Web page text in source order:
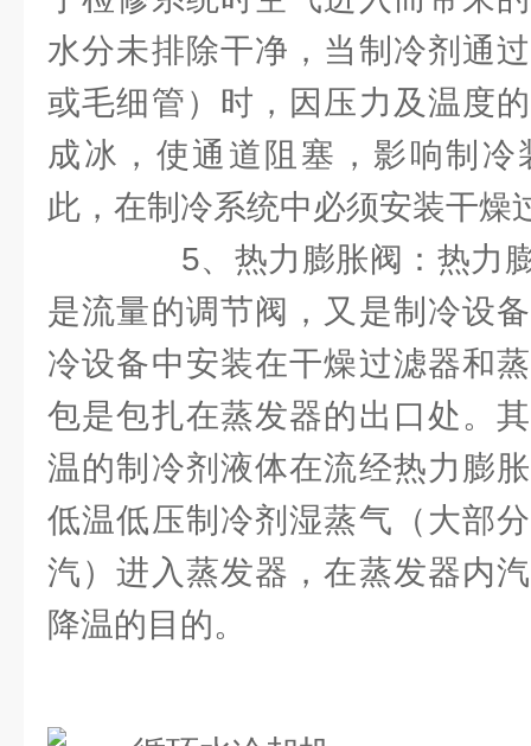
水分未排除干净，当制冷剂通
或毛细管）时，因压力及温度
成冰，使通道阻塞，影响制
此，在制冷系统中必须安装干燥
5、热力膨胀阀：热力膨
是流量的调节阀，又是制冷设
冷设备中安装在干燥过滤器和
包是包扎在蒸发器的出口处。
温的制冷剂液体在流经热力膨
低温低压制冷剂湿蒸气（大部
汽）进入蒸发器，在蒸发器内
降温的目的。